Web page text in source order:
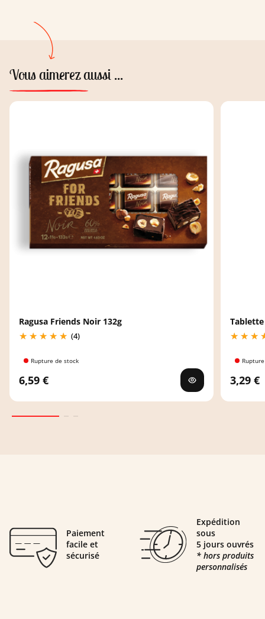
Vous aimerez aussi ...
Ragusa Friends Noir 132g
(4)
Rupture de stock
6,59 € 3,29 €
Paiement
facile et
sécurisé
Expédition
sous
5 jours ouvrés
* hors produits
personnalisés